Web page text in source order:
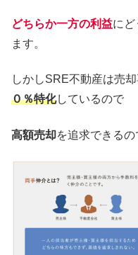
どちらか一方の利益にど
ます。
しかしSRE不動産は売
０％特化しているので
高額売却を追求できるの